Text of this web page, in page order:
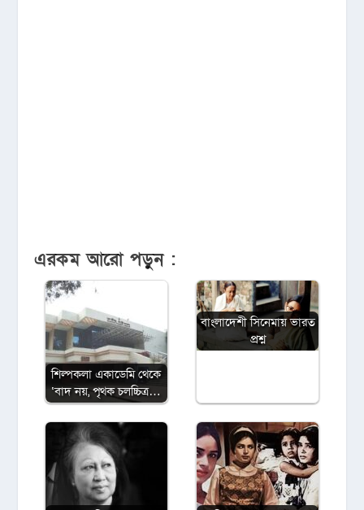
এরকম আরো পড়ুন :
শিল্পকলা একাডেমি থেকে
‘বাদ নয়, পৃথক চলচ্চিত্র…
বাংলাদেশী সিনেমায় ভারত
প্রশ্ন